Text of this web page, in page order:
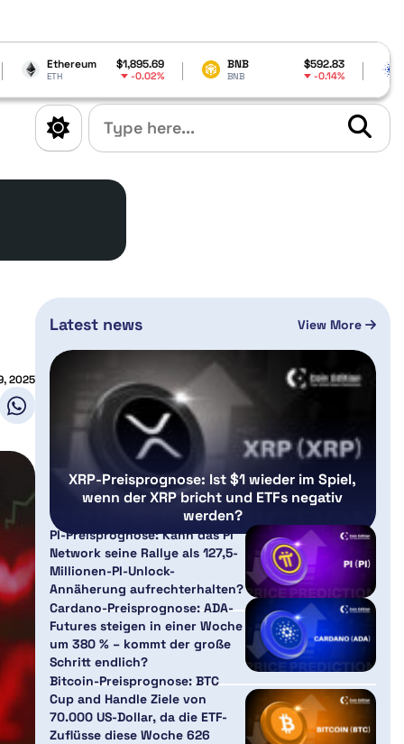
$1,895.69
-0.02%
BNB $592.83
BNB -0.14%
Cardano
ADA
2025
Latest news View More
XRP-Preisprognose: Ist $1 wieder im Spiel,
wenn der XRP bricht und ETFs negativ
werden?
PI-Preisprognose: Kann das Pi
Network seine Rallye als 127,5-
Millionen-PI-Unlock-
Annäherung aufrechterhalten?
Cardano-Preisprognose: ADA-
Futures steigen in einer Woche
um 380 % – kommt der große
Schritt endlich?
Bitcoin-Preisprognose: BTC
Cup and Handle Ziele von
70.000 US-Dollar, da die ETF-
Zuflüsse diese Woche 626